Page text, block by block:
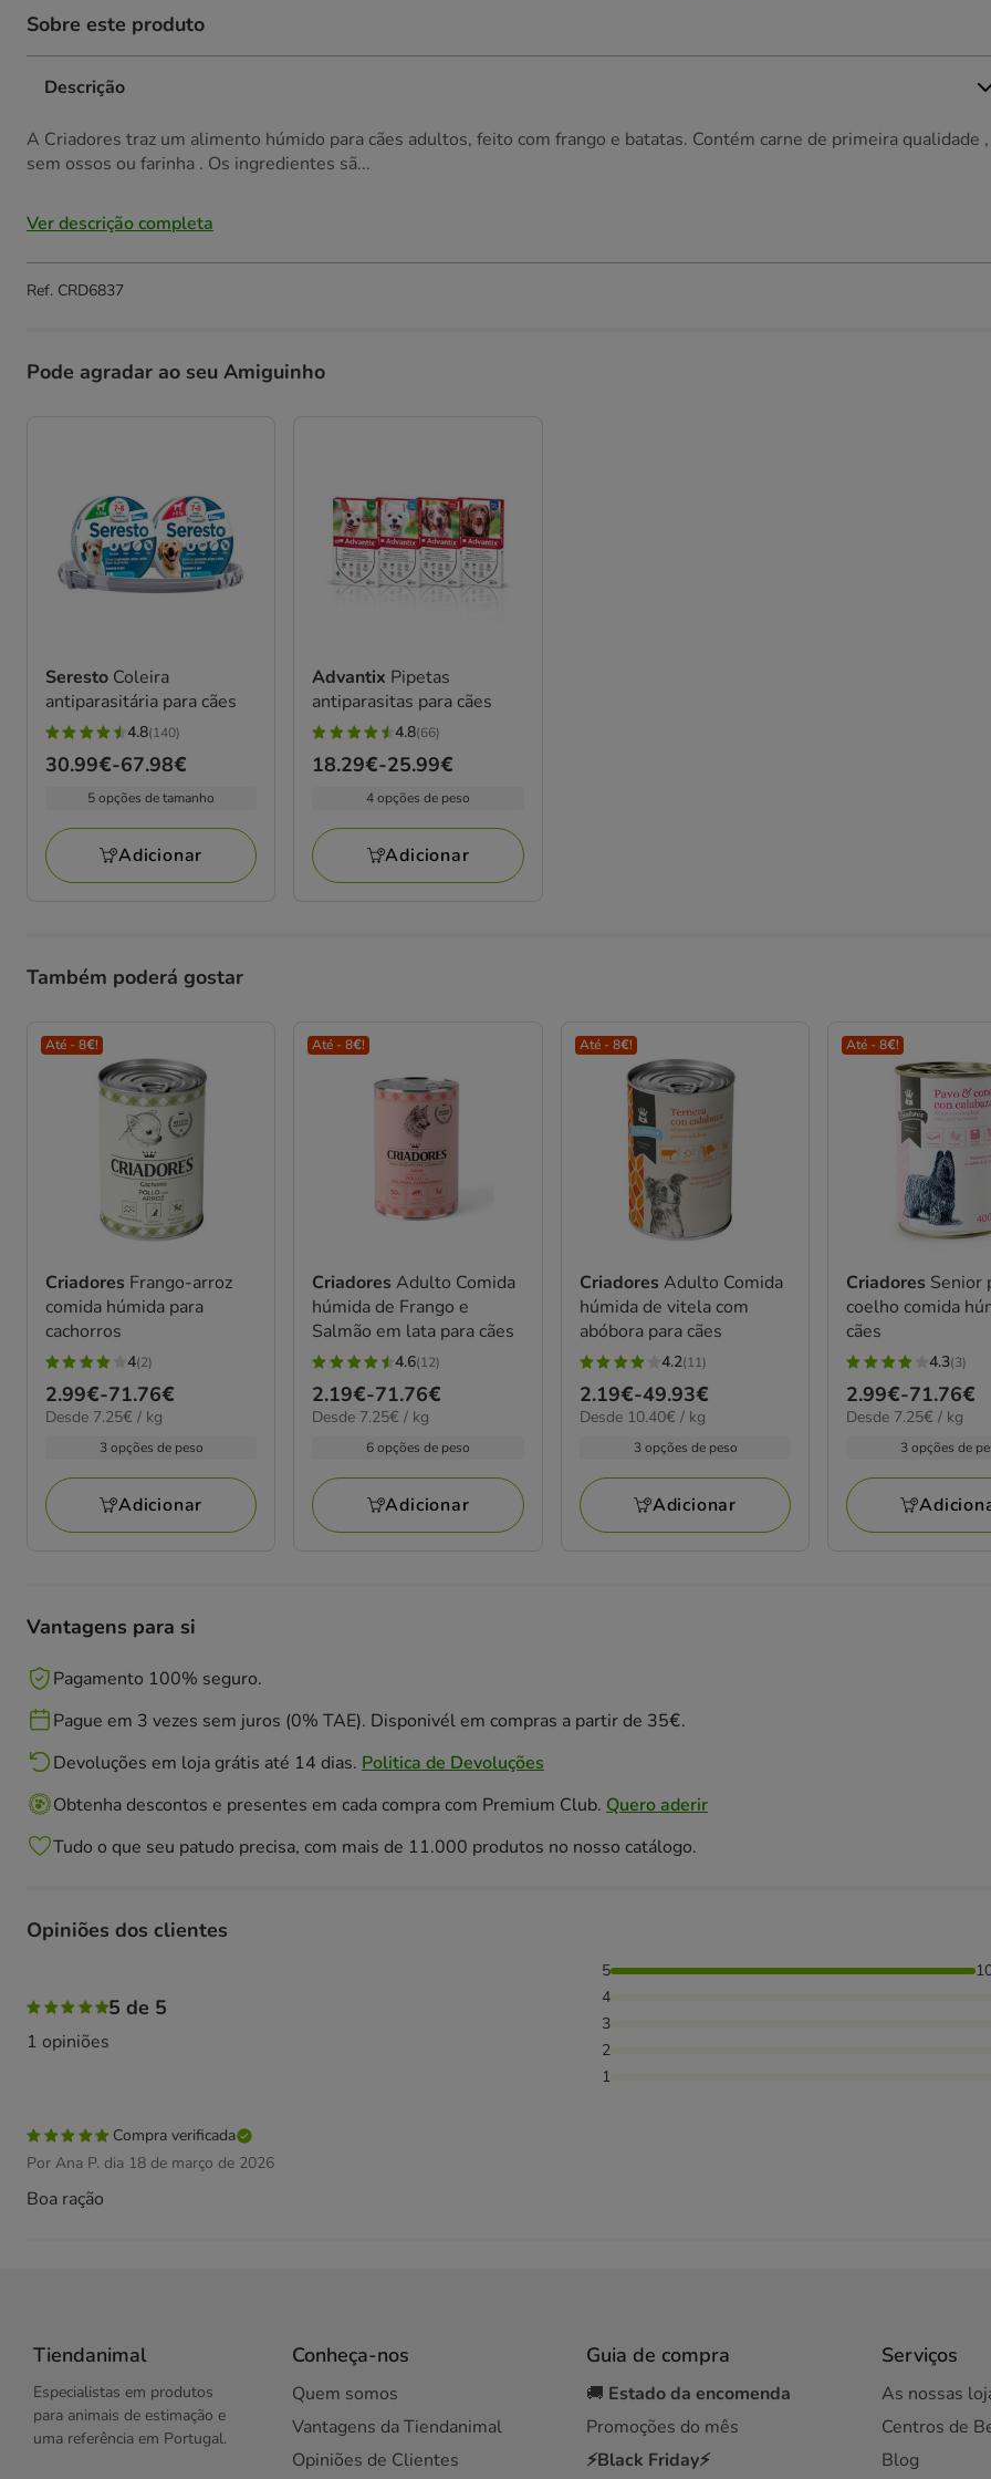
Sobre este produto
Descrição
A Criadores traz um alimento húmido para cães adultos, feito com frango e batatas. Contém carne de primeira qualidade ,
sem ossos ou farinha . Os ingredientes sã...
Ver descrição completa
Ref. CRD6837
Pode agradar ao seu Amiguinho
Seresto Coleira
antiparasitária para cães
4.8
estrelas
140
avaliações
4.8(140)
Preço
a
67.98€
30.99€-67.98€
5 opções de tamanho
Adicionar
Advantix Pipetas
antiparasitas para cães
4.8
estrelas
66
avaliações
4.8(66)
Preço
a
25.99€
18.29€-25.99€
4 opções de peso
Adicionar
Também poderá gostar
Até - 8€!
Criadores Frango-arroz
comida húmida para
cachorros
4
estrelas
com
avaliações
4(2)
Preço
de
71.76€
2.99€-71.76€
7.25€
Desde 7.25€ / kg
3 opções de peso
Adicionar
Até - 8€!
CriadoresAdulto Comida
húmida de Frango e
Salmão em lata para cães
4.6
estrelas
com
avaliações
4.6(12)
Preço
de
71.76€
2.19€-71.76€
7.25€
Desde 7.25€ / kg
6 opções de peso
Adicionar
Até - 8€!
Criadores Adulto Comida
húmida de vitela com
abóbora para cães
4.2
estrelas
com
avaliações
4.2(11)
Preço
de
49.93€
2.19€-49.93€
10.40€
Desde 10.40€ / kg
3 opções de peso
Adicionar
Até - 8€!
Criadores Senior
coelho comida
cães
4.3
estrelas
com
avaliações
4.3(3)
Preço
de
71.76€
2.99€-71.76€
7.25€
Desde 7.25€ / kg
3 opções de
Vantagens para si
Pagamento 100% seguro.
Pague em 3 vezes sem juros (0% TAE). Disponivél em compras a partir de 35€.
Devoluções em loja grátis até 14 dias. Politica de Devoluções
Obtenha descontos e presentes em cada compra com Premium Club. Quero aderir
Tudo o que seu patudo precisa, com mais de 11.000 produtos no nosso catálogo.
Opiniões dos clientes
5 de 5
1 opiniões
5
4
3
2
1
Compra verificada
Por Ana P. dia 18 de março de 2026
Boa ração
Tiendanimal
Especialistas em produtos
para animais de estimação e
uma referência em Portugal.
Conheça-nos
Quem somos
Vantagens da Tiendanimal
Opiniões de Clientes
Guia de compra
🚚 Estado da encomenda
Promoções do mês
⚡Black Friday⚡
Serviços
As nossas
Centros de
Blog